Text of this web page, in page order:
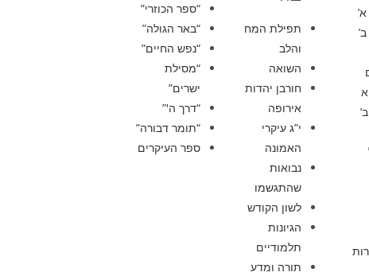
תפילת המח
והלב
השואה
חורבן יהדות
אירופה
י”ג עיקרי
האמונה
נבואות
שהתגשמו
לשון הקודש
הגיונות
תלמודיים
תורה ומדע
“ספר הכוזרי”
“באר הגולה”
“נפש החיים”
“מסילת
ישרים”
“דרך ה'”
“תומר דבורה”
ספר העיקרים